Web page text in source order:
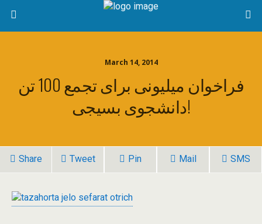
March 14, 2014
فراخوان میلیونی برای تجمع 100 تن
دانشجوی بسیجی!
Share Tweet Pin Mail SMS